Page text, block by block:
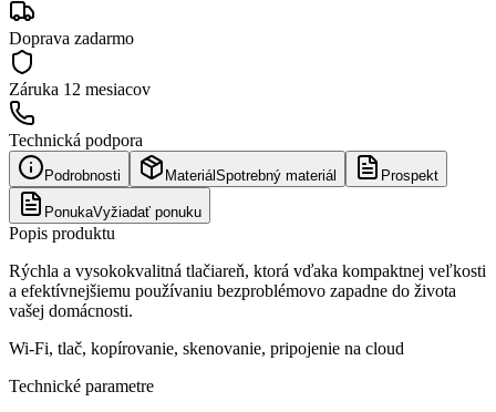
Doprava zadarmo
Záruka 12 mesiacov
Technická podpora
Podrobnosti Materiál Spotrebný materiál Prospekt
PonukaVyžiadať ponuku
Popis produktu
Rýchla a vysokokvalitná tlačiareň, ktorá vďaka kompaktnej veľkosti
a efektívnejšiemu používaniu bezproblémovo zapadne do života
vašej domácnosti.
Wi-Fi, tlač, kopírovanie, skenovanie, pripojenie na cloud
Technické parametre